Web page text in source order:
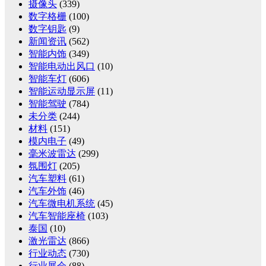
摄像头 (339)
数字格栅 (100)
数字钥匙 (9)
新闻资讯 (562)
智能内饰 (349)
智能电动出风口 (10)
智能车灯 (606)
智能运动显示屏 (11)
智能驾驶 (784)
未分类 (244)
材料 (151)
模内电子 (49)
毫米波雷达 (299)
氛围灯 (205)
汽车塑料 (61)
汽车外饰 (46)
汽车微电机系统 (45)
汽车智能座椅 (103)
泰国 (10)
激光雷达 (866)
行业动态 (730)